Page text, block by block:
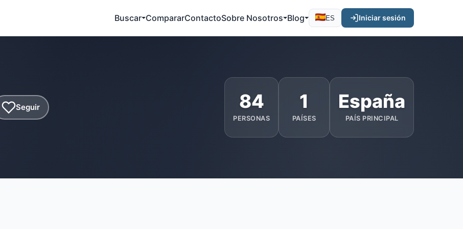
Buscar CompararContactoSobre Nosotros Blog ES Iniciar sesión
Seguir 84
PERSONAS
1
PAÍSES
España
PAÍS PRINCIPAL